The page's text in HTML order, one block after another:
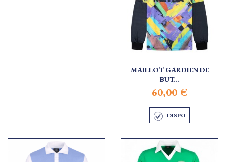
MAILLOT GARDIEN DE
BUT...
60,00 €
DISPO